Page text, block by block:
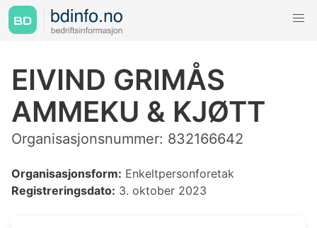
EIVIND GRIMÅS
AMMEKU & KJØTT
Organisasjonsnummer: 832166642
Organisasjonsform: Enkeltpersonforetak
Registreringsdato: 3. oktober 2023